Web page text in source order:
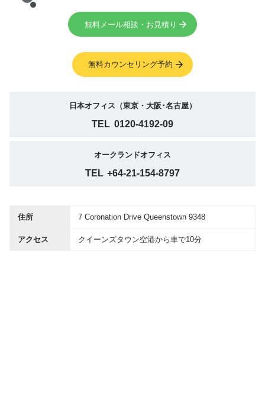
無料メール相談・お見積り
無料カウンセリング予約
日本オフィス（東京・大阪･名古屋）
TEL 0120-4192-09
オークランドオフィス
TEL +64-21-154-8797
住所 7 Coronation Drive Queenstown 9348
アクセス クイーンズタウン空港から車で10分